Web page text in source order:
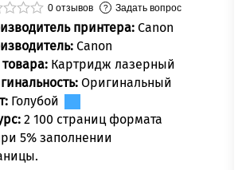
0 отзывов Задать вопрос
принтера: Canon
Canon
Картридж лазерный
Оригинальный
Голубой
2 100 страниц формата
5% заполнении